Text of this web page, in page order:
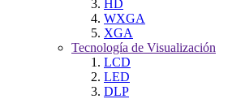
HD
WXGA
XGA
Tecnología de Visualización
LCD
LED
DLP